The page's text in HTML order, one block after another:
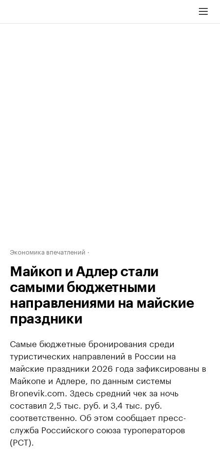
Экономика впечатлений
Майкоп и Адлер стали
самыми бюджетными
направлениями на майские
праздники
Самые бюджетные бронирования среди
туристических направлений в России на
майские праздники 2026 года зафиксированы в
Майкопе и Адлере, по данным системы
Bronevik.com. Здесь средний чек за ночь
составил 2,5 тыс. руб. и 3,4 тыс. руб.
соответственно. Об этом сообщает пресс-
служба Российского союза туроператоров
(РСТ).